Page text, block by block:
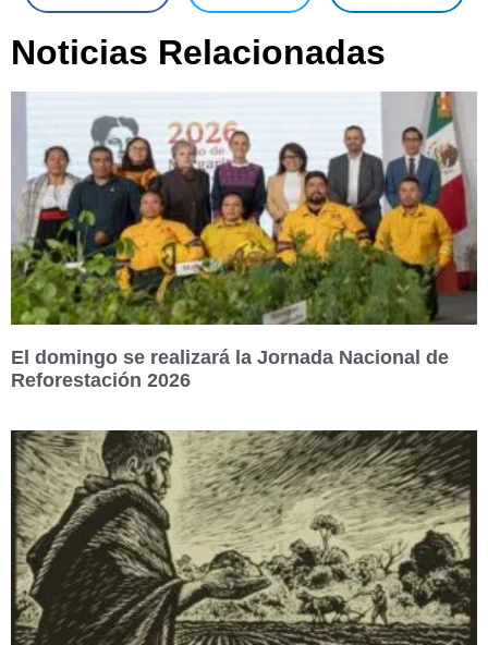
Noticias Relacionadas
El domingo se realizará la Jornada Nacional de
Reforestación 2026